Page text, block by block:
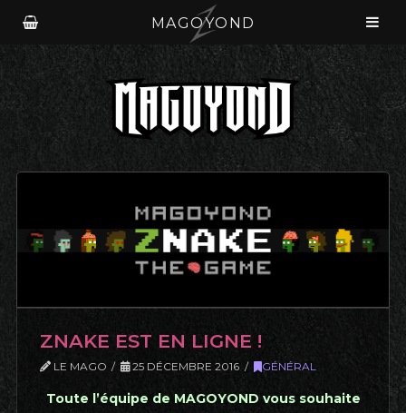
MAGOYOND
ZNAKE EST EN LIGNE !
LE MAGO 25 DÉCEMBRE 2016 GÉNÉRAL
Toute l’équipe de MAGOYOND vous souhaite